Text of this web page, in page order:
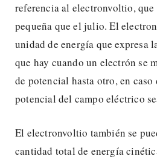
referencia al electronvoltio, que
pequeña que el julio. El
unidad de energía que expresa
que hay cuando un electrón se
de potencial hasta otro, en
potencial del campo eléctrico
El electronvoltio también se
cantidad total de energía